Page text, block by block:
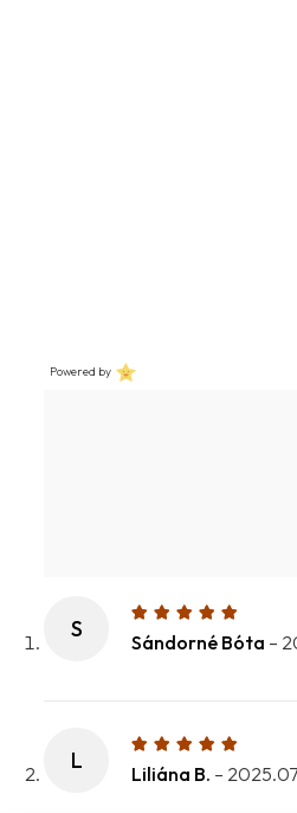
Powered by
S
Sándorné Bóta –
L
Liliána B. –